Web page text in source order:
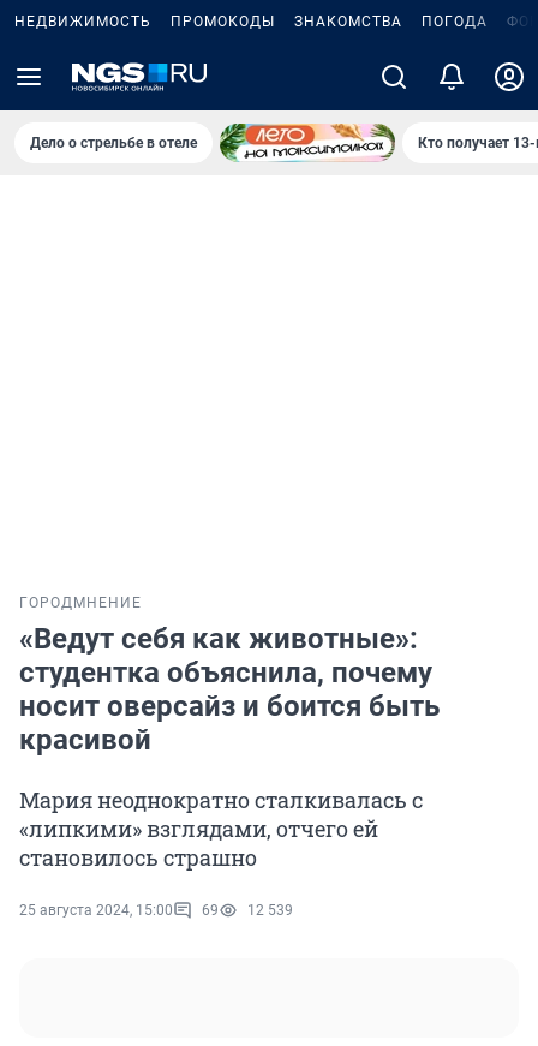
НЕДВИЖИМОСТЬ ПРОМОКОДЫ ЗНАКОМСТВА ПОГОДА
Дело о стрельбе в отеле Кто получает
ГОРОД МНЕНИЕ
«Ведут себя как животные»:
студентка объяснила, почему
носит оверсайз и боится быть
красивой
Мария неоднократно сталкивалась с
«липкими» взглядами, отчего ей
становилось страшно
25 августа 2024, 15:00 69 12 539